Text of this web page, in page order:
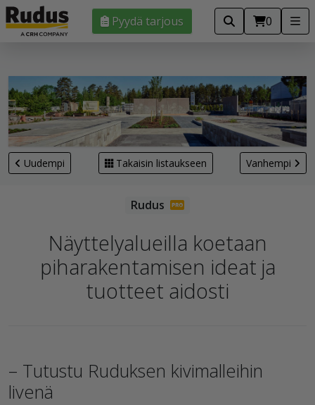
Pyydä tarjous 0
Uudempi Takaisin listaukseen Vanhempi
Näyttelyalueilla koetaan
piharakentamisen ideat ja
tuotteet aidosti
– Tutustu Ruduksen kivimalleihin
livenä